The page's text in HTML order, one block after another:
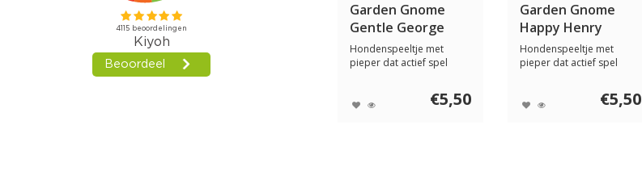
Garden Gnome
Gentle George
Hondenspeeltje met
pieper dat actief spel
€5,50
Garden Gnome
Happy Henry
Hondenspeeltje met
pieper dat actief spel
€5,50